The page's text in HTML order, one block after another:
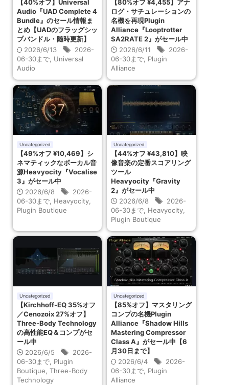
【40%オフ】Universal
Audio『UAD Complete 4
Bundle』のセール情報ま
とめ【UADのフラッグシッ
プバンドル・随時更新】
2026/6/13
2026-
06-30まで Universal
Audio
【80%オフ ¥4,455】アナ
ログ・サチュレーションの
名機を再現Plugin
Alliance『Looptrotter
SA2RATE 2』がセール中
2026/6/11
2026-
06-30まで Plugin
Alliance
Uncategorized
【49%オフ ¥10,469】シ
ネマティックなボーカル音
源Heavyocity『Vocalise
3』がセール中
2026/6/8
2026-
06-30まで Heavyocity
Plugin Boutique
Uncategorized
【44%オフ ¥43,810】映
像音楽の定番スコアリング
ツール
Heavyocity『Gravity
2』がセール中
2026/6/8
2026-
06-30まで Heavyocity
Plugin Boutique
Uncategorized
【Kirchhoff-EQ 35%オフ
／Cenozoix 27%オフ】
Three-Body Technology
の高性能EQ＆コンプがセ
ール中
2026/6/5
2026-
06-30まで Plugin
Boutique Three-Body
Technology
Uncategorized
【85%オフ】マスタリング
コンプの名機Plugin
Alliance『Shadow Hills
Mastering Compressor
Class A』がセール中【6
月30日まで】
2026/6/4
2026-
06-30まで Plugin
Alliance